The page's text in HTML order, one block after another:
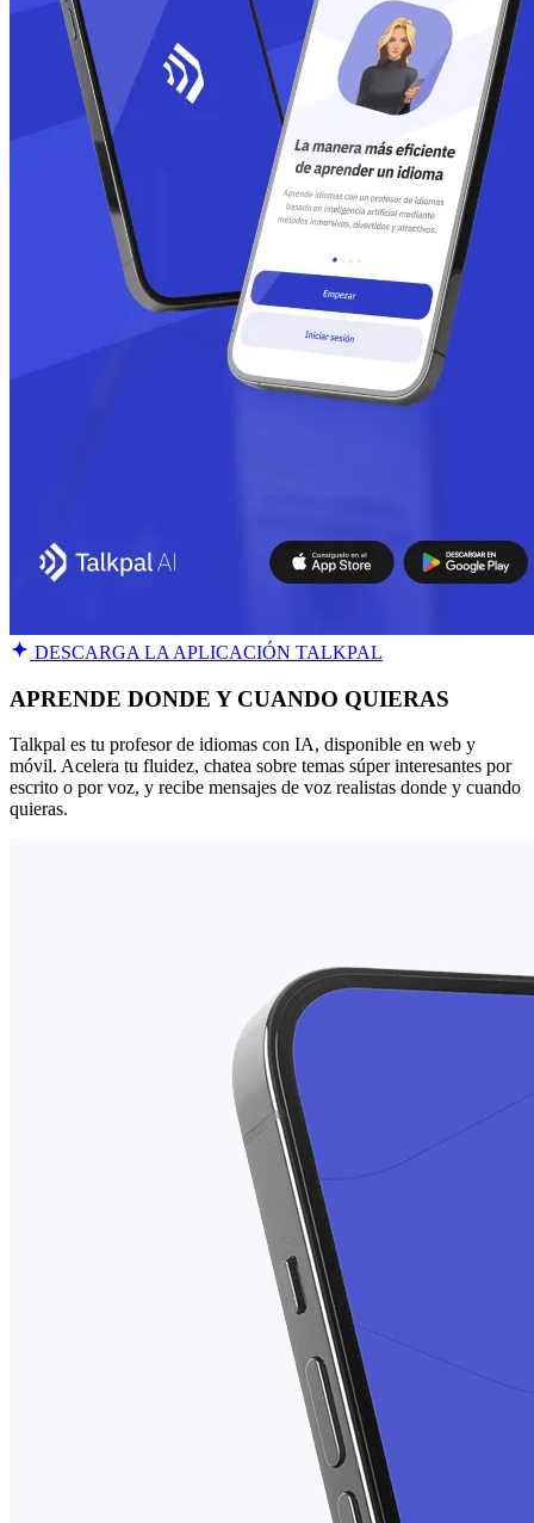
DESCARGA LA APLICACIÓN TALKPAL
APRENDE DONDE Y CUANDO QUIERAS
Talkpal es tu profesor de idiomas con IA, disponible en web y
móvil. Acelera tu fluidez, chatea sobre temas súper interesantes por
escrito o por voz, y recibe mensajes de voz realistas donde y cuando
quieras.